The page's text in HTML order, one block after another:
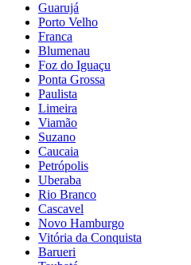
Guarujá
Porto Velho
Franca
Blumenau
Foz do Iguaçu
Ponta Grossa
Paulista
Limeira
Viamão
Suzano
Caucaia
Petrópolis
Uberaba
Rio Branco
Cascavel
Novo Hamburgo
Vitória da Conquista
Barueri